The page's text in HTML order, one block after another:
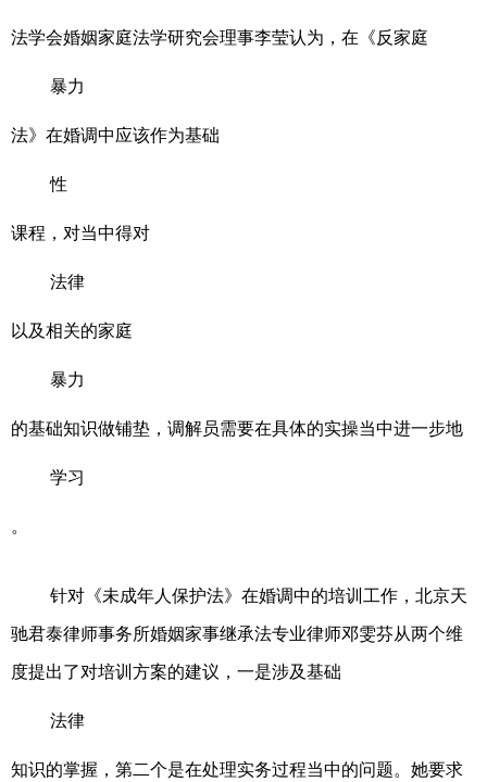
法学会婚姻家庭法学研究会理事李莹认为，在《反家庭
暴力
法》在婚调中应该作为基础
性
课程，对当中得对
法律
以及相关的家庭
暴力
的基础知识做铺垫，调解员需要在具体的实操当中进一步地
学习
。
针对《未成年人保护法》在婚调中的培训工作，北京天
驰君泰律师事务所婚姻家事继承法专业律师邓雯芬从两个维
度提出了对培训方案的建议，一是涉及基础
法律
知识的掌握，第二个是在处理实务过程当中的问题。她要求